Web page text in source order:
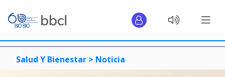
Salud Y Bienestar > Noticia